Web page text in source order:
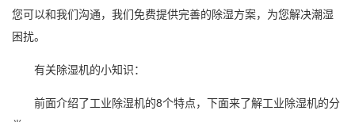
您可以和我们沟通，我们免费提供完善的除湿方案，为您解决潮湿
困扰。
有关除湿机的小知识：
前面介绍了工业除湿机的8个特点，下面来了解工业除湿机的分